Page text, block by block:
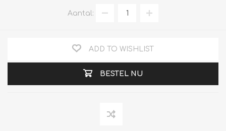
Aantal:
ADD TO WISHLIST
BESTEL NU